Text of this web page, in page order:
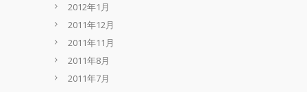
2012年1月
2011年12月
2011年11月
2011年8月
2011年7月